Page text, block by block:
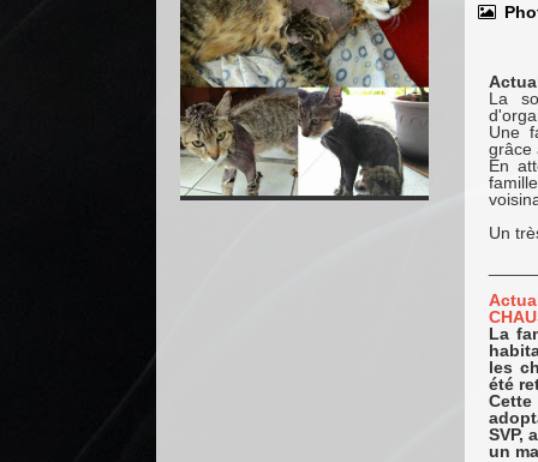
La
Une
grâce
En
Un
La
les
été
SVP,
un